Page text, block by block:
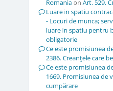
Romaniaon Art. 529.
Luare in spatiu
- Locuri de munca;
luare in spatiu pentru
obligatorie
Ce este promisiunea
2386. Creanţele care
Ce este promisiunea
1669. Promisiunea de
cumpărare